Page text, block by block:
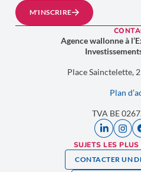
M'INSCRIRE
Agence wallonne à
Place Sainctelette,
Plan
TVA BE
SUJETS LES PLUS
CONTACTER UN